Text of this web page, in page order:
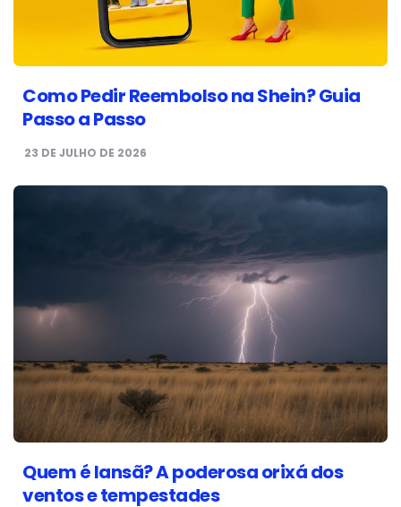
Como Pedir Reembolso na Shein? Guia
Passo a Passo
23 DE JULHO DE 2026
Quem é Iansã? A poderosa orixá dos
ventos e tempestades